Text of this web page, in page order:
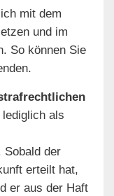
mit dem
und im
So können Sie
als
Sobald der
erteilt hat,
er aus der Haft